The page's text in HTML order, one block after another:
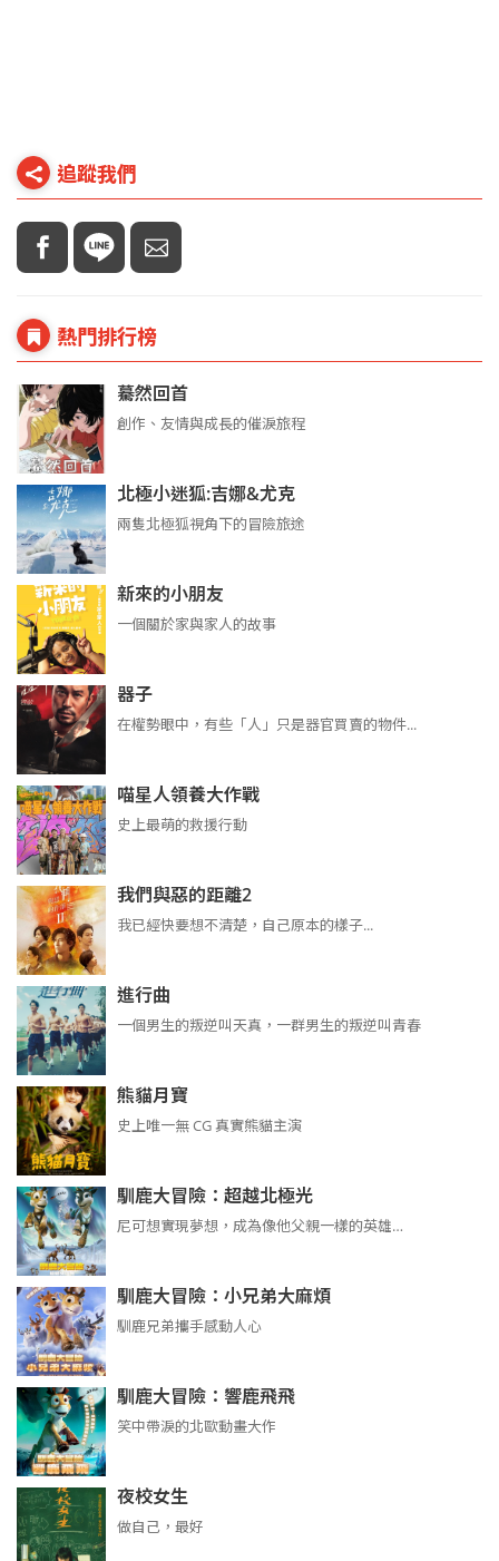
追蹤我們
熱門排行榜
驀然回首
創作、友情與成長的催淚旅程
北極小迷狐:吉娜&尤克
兩隻北極狐視角下的冒險旅途
新來的小朋友
一個關於家與家人的故事
器子
在權勢眼中，有些「人」只是器官買賣的物件...
喵星人領養大作戰
史上最萌的救援行動
我們與惡的距離2
我已經快要想不清楚，自己原本的樣子...
進行曲
​​​一個男生的叛逆叫天真，一群男生的叛逆叫青春
熊貓月寶
史上唯一無 CG 真實熊貓主演
馴鹿大冒險：超越北極光
尼可想實現夢想，成為像他父親一樣的英雄…
馴鹿大冒險：小兄弟大麻煩
馴鹿兄弟攜手感動人心
馴鹿大冒險：響鹿飛飛
笑中帶淚的北歐動畫大作
夜校女生
做自己，最好